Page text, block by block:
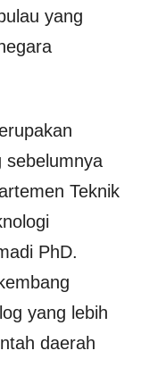
yang
sebelumnya
Teknik
PhD.
yang lebih
daerah